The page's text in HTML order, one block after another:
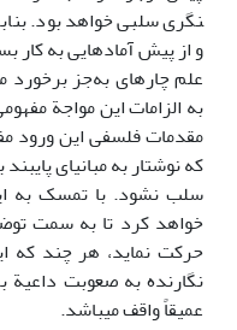
نگری سلبی خواهد بود.
و از پیش آماده­ایی به کار
علم چاره­ای به‌جز برخورد
به الزامات این مواجة
مقدمات فلسفی این ورود
که نوشتار به مبانی­ای
سلب نشود. با تمسک به
خواهد کرد تا به سمت
حرکت نماید، هر چند که
نگارنده به صعوبت
عمیقاً واقف می­باشد.